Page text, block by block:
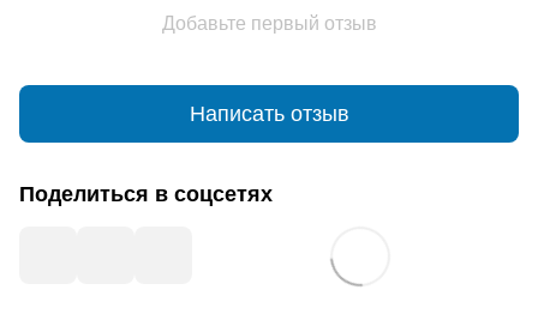
Добавьте первый отзыв
Написать отзыв
Поделиться в соцсетях